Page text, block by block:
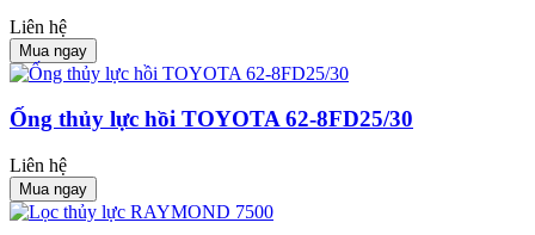
Liên hệ
Mua ngay
Ống thủy lực hồi TOYOTA 62-8FD25/30
Liên hệ
Mua ngay